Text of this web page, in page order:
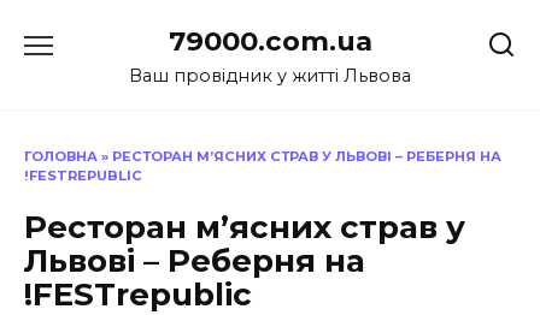
до
79000.com.ua
Ваш провідник у житті Львова
ГОЛОВНА » РЕСТОРАН М’ЯСНИХ СТРАВ У ЛЬВОВІ – РЕБЕРНЯ НА
!FESTREPUBLIC
Ресторан м’ясних страв у
Львові – Реберня на
!FESTrepublic